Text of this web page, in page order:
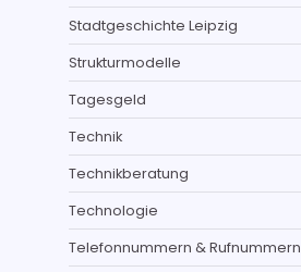
Stadtgeschichte Leipzig
Strukturmodelle
Tagesgeld
Technik
Technikberatung
Technologie
Telefonnummern & Rufnummern